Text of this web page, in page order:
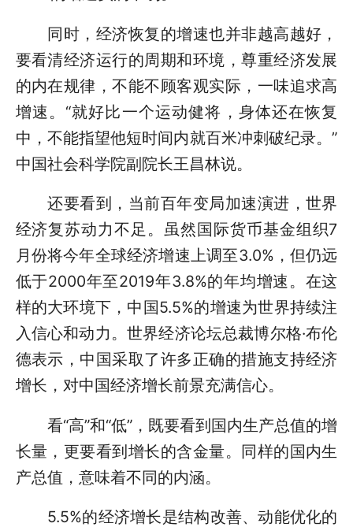
同时，经济恢复的增速也并非越高越好，
要看清经济运行的周期和环境，尊重经济发展
的内在规律，不能不顾客观实际，一味追求高
增速。“就好比一个运动健将，身体还在恢复
中，不能指望他短时间内就百米冲刺破纪录。”
中国社会科学院副院长王昌林说。
还要看到，当前百年变局加速演进，世界
经济复苏动力不足。虽然国际货币基金组织7
月份将今年全球经济增速上调至3.0%，但仍远
低于2000年至2019年3.8%的年均增速。在这
样的大环境下，中国5.5%的增速为世界持续注
入信心和动力。世界经济论坛总裁博尔格·布伦
德表示，中国采取了许多正确的措施支持经济
增长，对中国经济增长前景充满信心。
看“高”和“低”，既要看到国内生产总值的增
长量，更要看到增长的含金量。同样的国内生
产总值，意味着不同的内涵。
5.5%的经济增长是结构改善、动能优化的